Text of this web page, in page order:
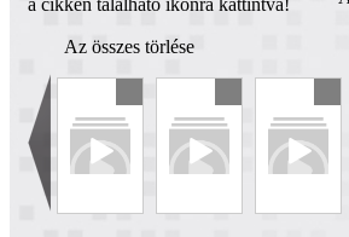
Az összes törlése